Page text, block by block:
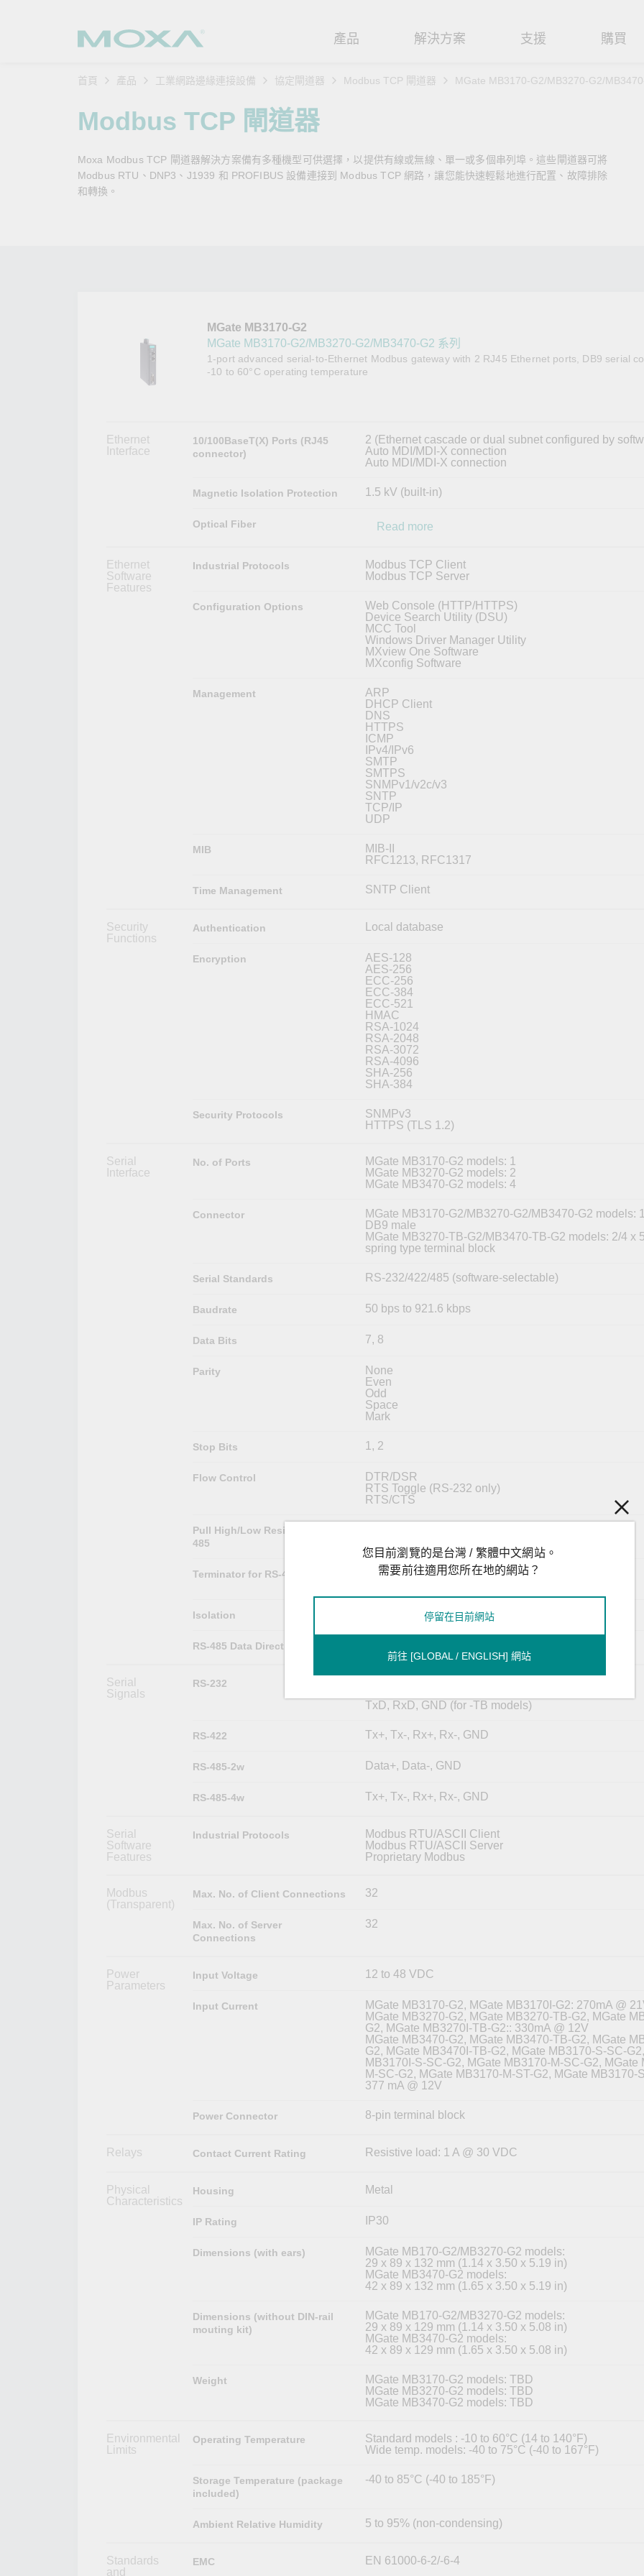
產品
工業網路基礎設施
安全路由器
網路安全設備
串列轉接器
解決方案
產業聚焦
軌道運輸 時效性網路 (TSN)
強化 OT 網路安全
閱讀更多網路安全專文以
實用建議，為 OT 系統打
支援
產品支援
產品 FAQs 保固政策
購買
購買方式
關於我們
緣起與創新
新聞與活動
創造永續價值
首頁 產品 工業網路邊緣連接設備 協定閘道器 Modbus TCP 閘道器 MGate MB3170-G2/MB3270-G2/
Modbus TCP 閘道器
Moxa Modbus TCP 閘道器解決方案備有多種機型可供選擇，以提供有線或無線、單一或多個串列埠。這些閘道器可將
Modbus RTU、DNP3、J1939 和 PROFIBUS 設備連接到 Modbus TCP 網路，讓您能快速輕鬆地進行配置、故障排除
和轉換。
MGate MB3170-G2
MGate MB3170-G2/MB3270-G2/MB3470-G2 系列
1-port advanced serial-to-Ethernet Modbus gateway with 2 RJ45 Ethernet ports, DB9 serial
-10 to 60°C operating temperature
Ethernet
Interface
10/100BaseT(X) Ports (RJ45
connector)
2 (Ethernet cascade or dual subnet configured by
Auto MDI/MDI-X connection
Auto MDI/MDI-X connection
Magnetic Isolation Protection 1.5 kV (built-in)
Optical Fiber Read more
Ethernet
Software
Features
Industrial Protocols
Modbus TCP Client
Modbus TCP Server
Configuration Options
Web Console (HTTP/HTTPS)
Device Search Utility (DSU)
MCC Tool
Windows Driver Manager Utility
MXview One Software
MXconfig Software
Management
ARP
DHCP Client
DNS
HTTPS
ICMP
IPv4/IPv6
SMTP
SMTPS
SNMPv1/v2c/v3
SNTP
TCP/IP
UDP
MIB
MIB-II
RFC1213, RFC1317
Time Management SNTP Client
Security
Functions
Authentication Local database
Encryption
AES-128
AES-256
ECC-256
ECC-384
ECC-521
HMAC
RSA-1024
RSA-2048
RSA-3072
RSA-4096
SHA-256
SHA-384
Security Protocols
SNMPv3
HTTPS (TLS 1.2)
Serial
Interface
No. of Ports
MGate MB3170-G2 models: 1
MGate MB3270-G2 models: 2
MGate MB3470-G2 models: 4
Connector
MGate MB3170-G2/MB3270-G2/MB3470-G2 models:
DB9 male
MGate MB3270-TB-G2/MB3470-TB-G2 models: 2/4 x
spring type terminal block
Serial Standards RS-232/422/485 (software-selectable)
Baudrate 50 bps to 921.6 kbps
Data Bits 7, 8
Parity
None
Even
Odd
Space
Mark
Stop Bits 1, 2
Flow Control
DTR/DSR
RTS Toggle (RS-232 only)
RTS/CTS
Pull High/Low Resistor for RS-
485
Terminator for RS-485
120 ohms
Isolation I models: 2 kV
RS-485 Data Direction Control
Serial
Signals
RS-232
TxD, RxD, GND (for -TB models)
RS-422 Tx+, Tx-, Rx+, Rx-, GND
RS-485-2w Data+, Data-, GND
RS-485-4w Tx+, Tx-, Rx+, Rx-, GND
Serial
Software
Features
Industrial Protocols
Modbus RTU/ASCII Client
Modbus RTU/ASCII Server
Proprietary Modbus
Modbus
(Transparent)
Max. No. of Client Connections 32
Max. No. of Server
Connections
32
Power
Parameters
Input Voltage 12 to 48 VDC
Input Current
MGate MB3170-G2, MGate MB3170I-G2: 270mA @
MGate MB3270-G2, MGate MB3270-TB-G2, MGate
G2, MGate MB3270I-TB-G2:: 330mA @ 12V
MGate MB3470-G2, MGate MB3470-TB-G2, MGate
G2, MGate MB3470I-TB-G2, MGate MB3170-S-SC-
MB3170I-S-SC-G2, MGate MB3170-M-SC-G2, MGate
M-SC-G2, MGate MB3170-M-ST-G2, MGate MB3170-
377 mA @ 12V
Power Connector 8-pin terminal block
Relays Contact Current Rating Resistive load: 1 A @ 30 VDC
Physical
Characteristics
Housing Metal
IP Rating IP30
Dimensions (with ears)
MGate MB170-G2/MB3270-G2 models:
29 x 89 x 132 mm (1.14 x 3.50 x 5.19 in)
MGate MB3470-G2 models:
42 x 89 x 132 mm (1.65 x 3.50 x 5.19 in)
Dimensions (without DIN-rail
mouting kit)
MGate MB170-G2/MB3270-G2 models:
29 x 89 x 129 mm (1.14 x 3.50 x 5.08 in)
MGate MB3470-G2 models:
42 x 89 x 129 mm (1.65 x 3.50 x 5.08 in)
Weight
MGate MB3170-G2 models: TBD
MGate MB3270-G2 models: TBD
MGate MB3470-G2 models: TBD
Environmental
Limits
Operating Temperature
Standard models : -10 to 60°C (14 to 140°F)
Wide temp. models: -40 to 75°C (-40 to 167°F)
Storage Temperature (package
included)
-40 to 85°C (-40 to 185°F)
Ambient Relative Humidity 5 to 95% (non-condensing)
Standards
and
EMC EN 61000-6-2/-6-4
您目前瀏覽的是台灣 / 繁體中文網站。
需要前往適用您所在地的網站？
停留在目前網站
前往 [GLOBAL / ENGLISH] 網站